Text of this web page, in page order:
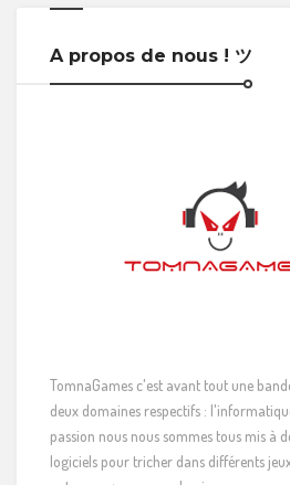
A propos de nous ! ツ
TomnaGames c'est avant tout une
deux domaines respectifs :
passion nous nous sommes tous mis à
logiciels pour tricher dans différents